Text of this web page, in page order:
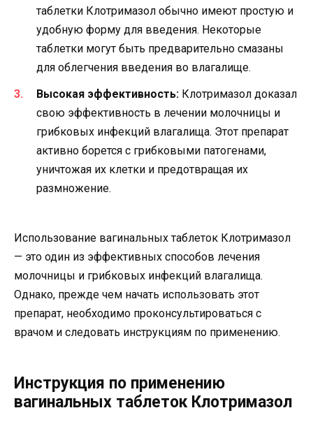
таблетки Клотримазол обычно имеют простую и
удобную форму для введения. Некоторые
таблетки могут быть предварительно смазаны
для облегчения введения во влагалище.
Высокая эффективность: Клотримазол доказал
свою эффективность в лечении молочницы и
грибковых инфекций влагалища. Этот препарат
активно борется с грибковыми патогенами,
уничтожая их клетки и предотвращая их
размножение.
Использование вагинальных таблеток Клотримазол
— это один из эффективных способов лечения
молочницы и грибковых инфекций влагалища.
Однако, прежде чем начать использовать этот
препарат, необходимо проконсультироваться с
врачом и следовать инструкциям по применению.
Инструкция по применению
вагинальных таблеток Клотримазол